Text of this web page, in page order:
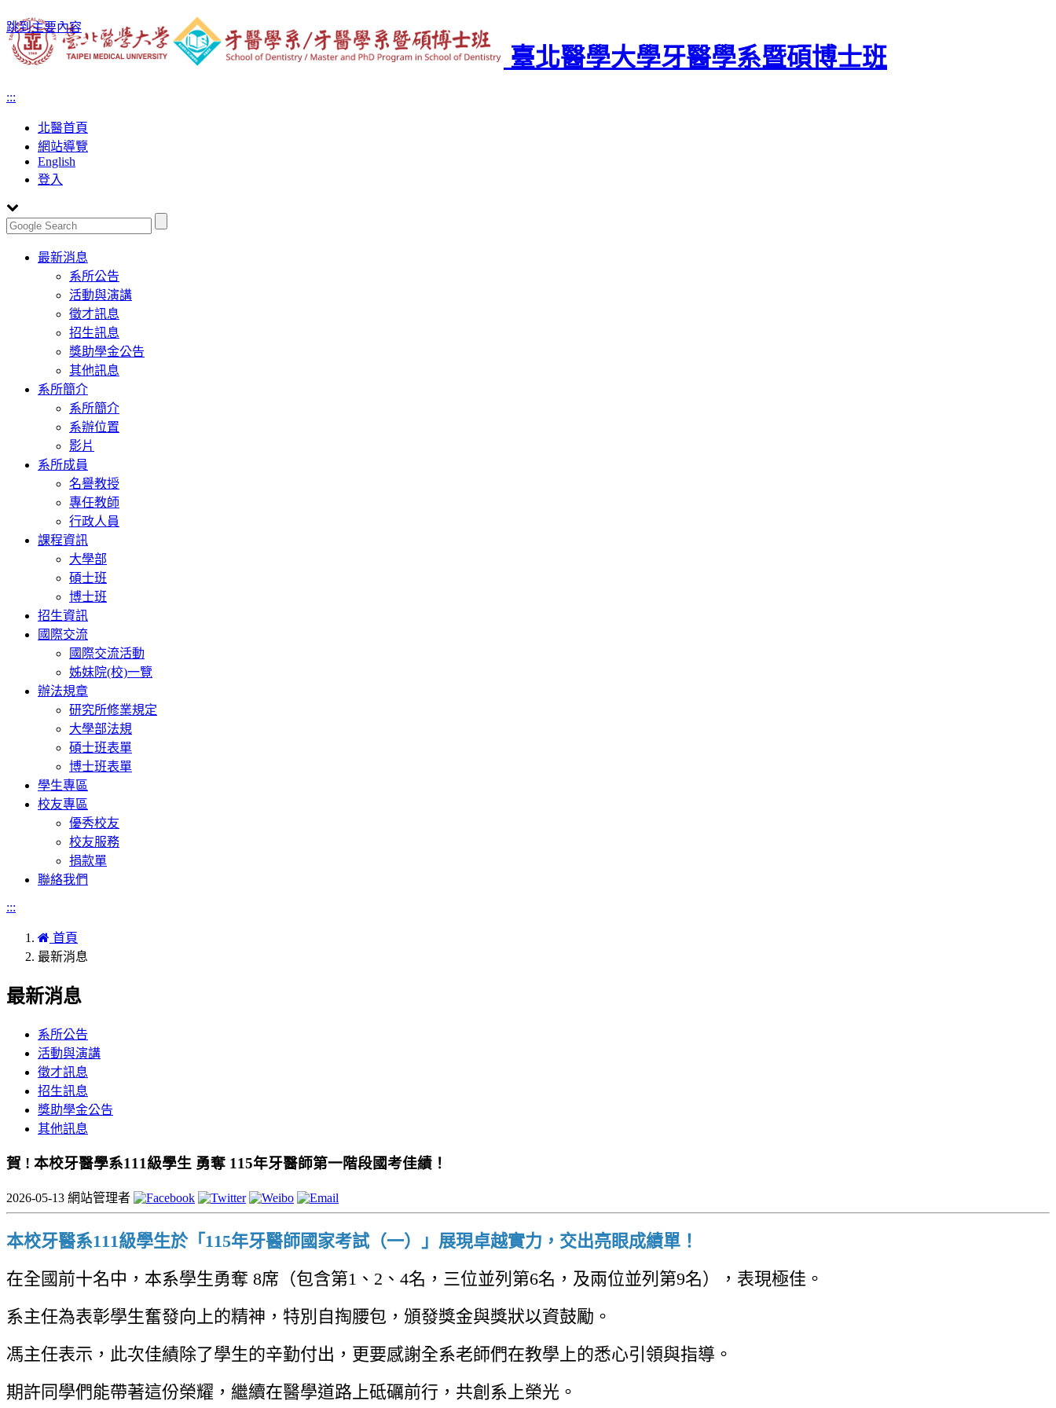
跳到主要內容
臺北醫學大學牙醫學系暨碩博士班
:::
北醫首頁
網站導覽
English
登入
Toggle
navigation
最新消息
系所公告
活動與演講
徵才訊息
招生訊息
獎助學金公告
其他訊息
系所簡介
系所簡介
系辦位置
影片
系所成員
名譽教授
專任教師
行政人員
課程資訊
大學部
碩士班
博士班
招生資訊
國際交流
國際交流活動
姊妹院(校)一覽
辦法規章
研究所修業規定
大學部法規
碩士班表單
博士班表單
學生專區
校友專區
優秀校友
校友服務
捐款單
聯絡我們
:::
首頁
最新消息
最新消息
系所公告
活動與演講
徵才訊息
招生訊息
獎助學金公告
其他訊息
賀 ! 本校牙醫學系111級學生 勇奪 115年牙醫師第一階段國考佳績！
2026-05-13 網站管理者
本校牙醫系111級學生於「115年牙醫師國家考試（一）」展現卓越實力，交出亮眼成績單！
在全國前十名中，本系學生勇奪 8席（包含第1、2、4名，三位並列第6名，及兩位並列第9名），表現極佳。
系主任為表彰學生奮發向上的精神，特別自掏腰包，頒發獎金與獎狀以資鼓勵。
馮主任表示，此次佳績除了學生的辛勤付出，更要感謝全系老師們在教學上的悉心引領與指導。
期許同學們能帶著這份榮耀，繼續在醫學道路上砥礪前行，共創系上榮光。